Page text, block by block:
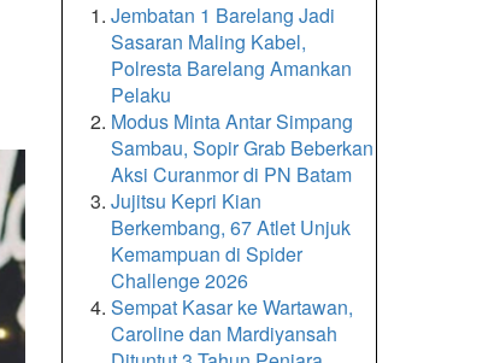
Jembatan 1 Barelang Jadi
Sasaran Maling Kabel,
Polresta Barelang Amankan
Pelaku
Modus Minta Antar Simpang
Sambau, Sopir Grab Beberkan
Aksi Curanmor di PN Batam
Jujitsu Kepri Kian
Berkembang, 67 Atlet Unjuk
Kemampuan di Spider
Challenge 2026
Sempat Kasar ke Wartawan,
Caroline dan Mardiyansah